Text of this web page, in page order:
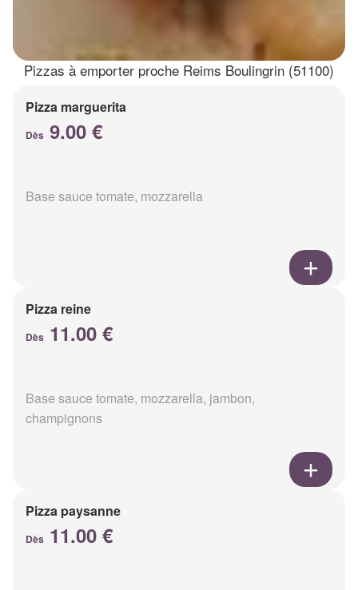
Pizzas à emporter proche Reims Boulingrin (51100)
Pizza marguerita
Dès 9.00 €
Base sauce tomate, mozzarella
Pizza reine
Dès 11.00 €
Base sauce tomate, mozzarella, jambon,
champignons
Pizza paysanne
Dès 11.00 €